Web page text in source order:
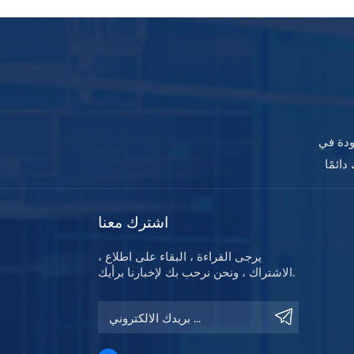
في
اشترك معنا
يرجى القراءة ، البقاء على اطلاع ،
الاشتراك ، ونحن نرحب بك لإخبارنا برأيك.